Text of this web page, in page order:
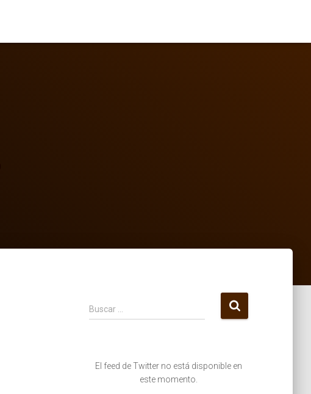
B
u
Buscar …
El feed de Twitter no está disponible en
este momento.